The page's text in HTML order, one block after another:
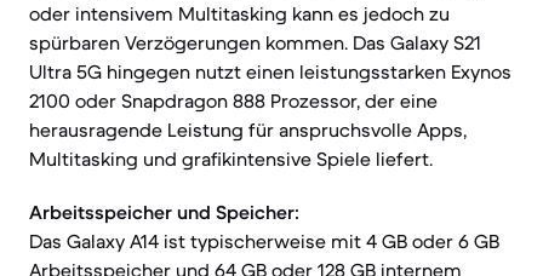
oder intensivem Multitasking kann es jedoch zu
spürbaren Verzögerungen kommen. Das Galaxy S21
Ultra 5G hingegen nutzt einen leistungsstarken Exynos
2100 oder Snapdragon 888 Prozessor, der eine
herausragende Leistung für anspruchsvolle Apps,
Multitasking und grafikintensive Spiele liefert.
Arbeitsspeicher und Speicher:
Das Galaxy A14 ist typischerweise mit 4 GB oder 6 GB
Arbeitsspeicher und 64 GB oder 128 GB internem